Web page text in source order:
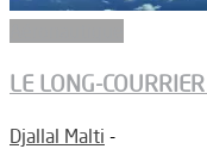
LE LONG-
Djallal Malti -